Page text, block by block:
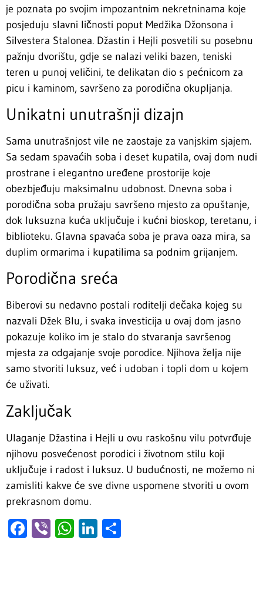
je poznata po svojim impozantnim nekretninama koje
posjeduju slavni ličnosti poput Medžika Džonsona i
Silvestera Stalonea. Džastin i Hejli posvetili su posebnu
pažnju dvorištu, gdje se nalazi veliki bazen, teniski
teren u punoj veličini, te delikatan dio s pećnicom za
picu i kaminom, savršeno za porodična okupljanja.
Unikatni unutrašnji dizajn
Sama unutrašnjost vile ne zaostaje za vanjskim sjajem.
Sa sedam spavaćih soba i deset kupatila, ovaj dom nudi
prostrane i elegantno uređene prostorije koje
obezbjeđuju maksimalnu udobnost. Dnevna soba i
porodična soba pružaju savršeno mjesto za opuštanje,
dok luksuzna kuća uključuje i kućni bioskop, teretanu, i
biblioteku. Glavna spavaća soba je prava oaza mira, sa
duplim ormarima i kupatilima sa podnim grijanjem.
Porodična sreća
Biberovi su nedavno postali roditelji dečaka kojeg su
nazvali Džek Blu, i svaka investicija u ovaj dom jasno
pokazuje koliko im je stalo do stvaranja savršenog
mjesta za odgajanje svoje porodice. Njihova želja nije
samo stvoriti luksuz, već i udoban i topli dom u kojem
će uživati.
Zaključak
Ulaganje Džastina i Hejli u ovu raskošnu vilu potvrđuje
njihovu posvećenost porodici i životnom stilu koji
uključuje i radost i luksuz. U budućnosti, ne možemo ni
zamisliti kakve će sve divne uspomene stvoriti u ovom
prekrasnom domu.
Facebook
ViberWhatsApp
LinkedIn